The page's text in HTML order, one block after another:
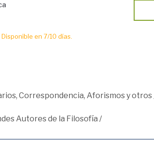
Disponible en 7/10 días.
Correspondencia, Aforismos y otros
Autores de la Filosofía /